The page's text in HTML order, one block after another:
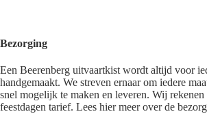
Bezorging
Een Beerenberg uitvaartkist wordt altijd voor
handgemaakt. We streven ernaar om iedere
snel mogelijk te maken en leveren. Wij
feestdagen tarief. Lees hier meer over de